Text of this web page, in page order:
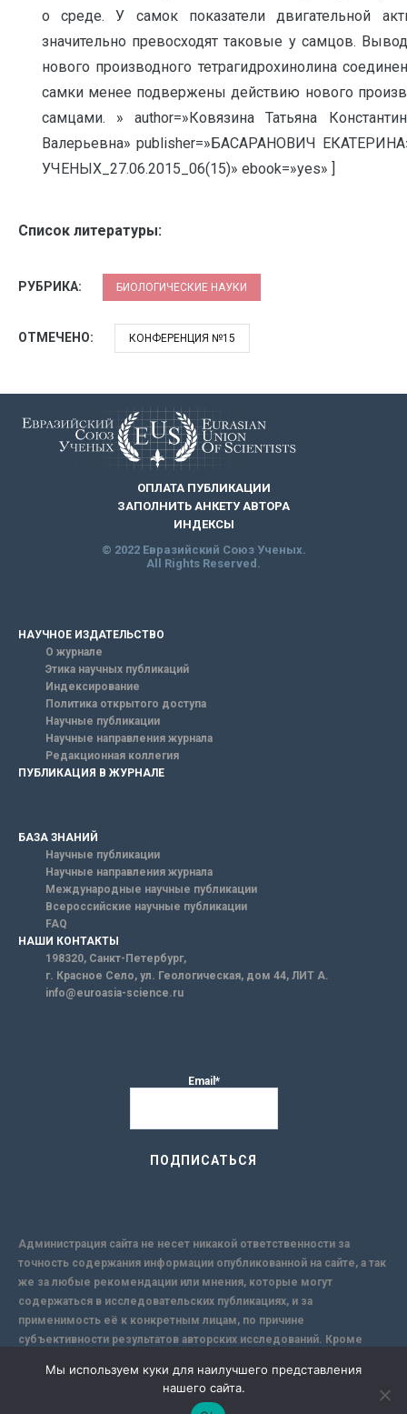
о среде. У самок показатели двигательной
значительно превосходят таковые у самцов.
нового производного тетрагидрохинолина
самки менее подвержены действию нового
самцами. » author=»Ковязина Татьяна
Валерьевна» publisher=»БАСАРАНОВИЧ
УЧЕНЫХ_27.06.2015_06(15)» ebook=»yes» ]
Список литературы:
РУБРИКА: БИОЛОГИЧЕСКИЕ НАУКИ
ОТМЕЧЕНО: КОНФЕРЕНЦИЯ №15
ОПЛАТА ПУБЛИКАЦИИ
ЗАПОЛНИТЬ АНКЕТУ АВТОРА
ИНДЕКСЫ
© 2022 Евразийский Союз Ученых.
All Rights Reserved.
НАУЧНОЕ ИЗДАТЕЛЬСТВО
О журнале
Этика научных публикаций
Индексирование
Политика открытого доступа
Научные публикации
Научные направления журнала
Редакционная коллегия
ПУБЛИКАЦИЯ В ЖУРНАЛЕ
БАЗА ЗНАНИЙ
Научные публикации
Научные направления журнала
Международные научные публикации
Всероссийские научные публикации
FAQ
НАШИ КОНТАКТЫ
198320, Санкт-Петербург,
г. Красное Село, ул. Геологическая, дом 44, ЛИТ А.
info@euroasia-science.ru
Email*
Администрация сайта не несет никакой ответственности за
точность содержания информации опубликованной на сайте, а так
же за любые рекомендации или мнения, которые могут
содержаться в исследовательских публикациях, и за
применимость её к конкретным лицам, по причине
субъективности результатов авторских исследований. Кроме
надежной защиты информации, Сайт не несет ответственности за
информацию, присылаемую через интернет.
Мы используем куки для наилучшего представления
нашего сайта.